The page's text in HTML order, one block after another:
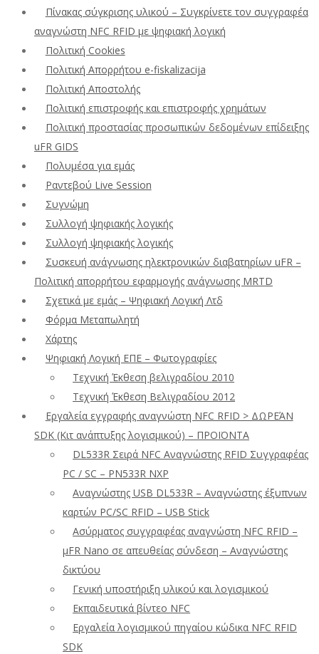
Πίνακας σύγκρισης υλικού – Συγκρίνετε τον συγγραφέα
αναγνώστη NFC RFID με ψηφιακή λογική
Πολιτική Cookies
Πολιτική Απορρήτου e-fiskalizacija
Πολιτική Αποστολής
Πολιτική επιστροφής και επιστροφής χρημάτων
Πολιτική προστασίας προσωπικών δεδομένων επίδειξης
uFR GIDS
Πολυμέσα για εμάς
Ραντεβού Live Session
Συγνώμη
Συλλογή ψηφιακής λογικής
Συλλογή ψηφιακής λογικής
Συσκευή ανάγνωσης ηλεκτρονικών διαβατηρίων uFR –
Πολιτική απορρήτου εφαρμογής ανάγνωσης MRTD
Σχετικά με εμάς – Ψηφιακή Λογική Λτδ
Φόρμα Μεταπωλητή
Χάρτης
Ψηφιακή Λογική ΕΠΕ – Φωτογραφίες
Τεχνική Έκθεση βελιγραδίου 2010
Τεχνική Έκθεση Βελιγραδίου 2012
Εργαλεία εγγραφής αναγνώστη NFC RFID > ΔΩΡΕΆΝ
SDK (Κιτ ανάπτυξης λογισμικού) – ΠΡΟΪΟΝΤΑ
DL533R Σειρά NFC Αναγνώστης RFID Συγγραφέας
PC / SC – PN533R NXP
Αναγνώστης USB DL533R – Αναγνώστης έξυπνων
καρτών PC/SC RFID – USB Stick
Ασύρματος συγγραφέας αναγνώστη NFC RFID –
μFR Nano σε απευθείας σύνδεση – Αναγνώστης
δικτύου
Γενική υποστήριξη υλικού και λογισμικού
Εκπαιδευτικά βίντεο NFC
Εργαλεία λογισμικού πηγαίου κώδικα NFC RFID
SDK